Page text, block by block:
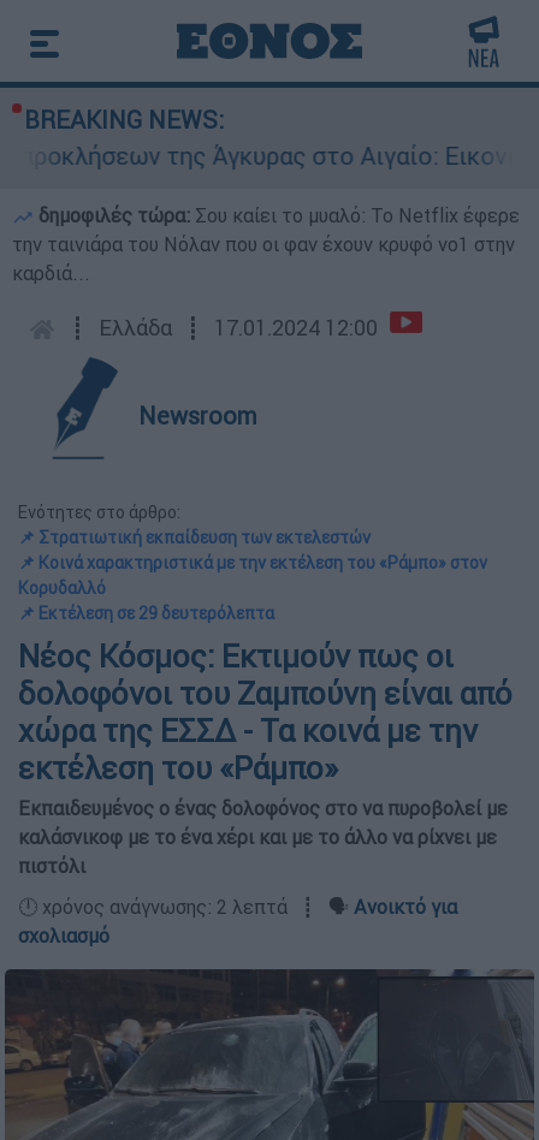
BREAKING NEWS:
της Άγκυρας στο Αιγαίο: Εικονική
δημοφιλές τώρα: Σου καίει το μυαλό: Το Netflix έφερε
την ταινιάρα του Νόλαν που οι φαν έχουν κρυφό νο1 στην
καρδιά...
┋ Ελλάδα ┋ 17.01.2024 12:00
Newsroom
Ενότητες στο άρθρο:
📌 Στρατιωτική εκπαίδευση των εκτελεστών
📌 Κοινά χαρακτηριστικά με την εκτέλεση του «Ράμπο» στον
Κορυδαλλό
📌 Εκτέλεση σε 29 δευτερόλεπτα
Νέος Κόσμος: Εκτιμούν πως οι
δολοφόνοι του Ζαμπούνη είναι από
χώρα της ΕΣΣΔ - Τα κοινά με την
εκτέλεση του «Ράμπο»
Εκπαιδευμένος ο ένας δολοφόνος στο να πυροβολεί με
καλάσνικοφ με το ένα χέρι και με το άλλο να ρίχνει με
πιστόλι
🕛 χρόνος ανάγνωσης: 2 λεπτά ┋ 🗣️ Ανοικτό για
σχολιασμό